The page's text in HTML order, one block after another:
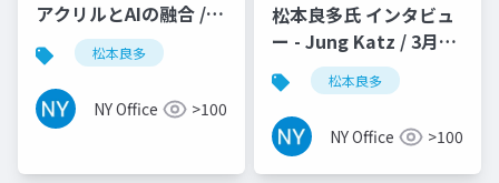
アクリルとAIの融合 /
Durtti 2017
松本良多
NY Office >100
松本良多氏 インタビュ
ー - Jung Katz / 3月
2016
松本良多
NY Office >100